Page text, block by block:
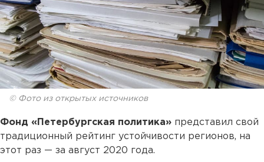
© Фото из открытых источников
Фонд «Петербургская политика» представил свой
традиционный рейтинг устойчивости регионов, на
этот раз — за август 2020 года.